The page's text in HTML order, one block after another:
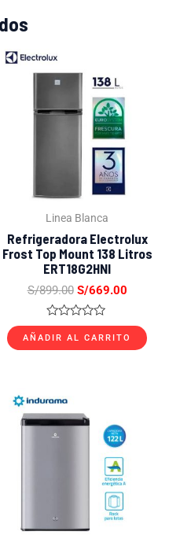
Linea Blanca
Refrigeradora Electrolux
Frost Top Mount 138 Litros
ERT18G2HNI
S/899.00
precio
original
era:
S/899.00.
S/669.00
Valorado
con
0
AÑADIR AL CARRITO
original
S/699.00.
es: